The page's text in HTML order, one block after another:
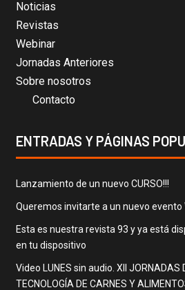
Noticias
Revistas
Webinar
Jornadas Anteriores
Sobre nosotros
Contacto
ENTRADAS Y PÁGINAS
Lanzamiento de un nuevo CURSO!!!
Queremos invitarte a un nuevo evento
Esta es nuestra revista 93 y ya está
en tu dispositivo
Video LUNES sin audio. XII JORNADAS
TECNOLOGÍA DE CARNES Y